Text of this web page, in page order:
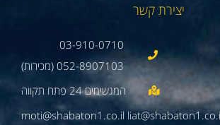
יצירת קשר
03-910-0710
052-8907103 (מכירות)
moti@shabaton1.co.il